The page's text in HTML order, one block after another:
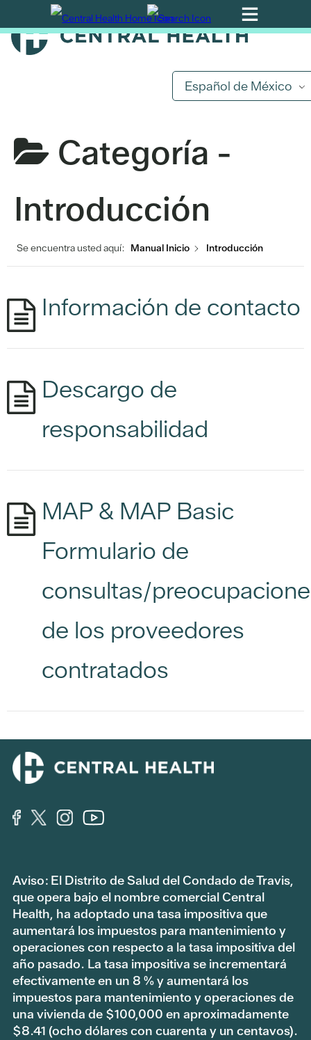
al
contenido
Español de México
Categoría -
Introducción
Se encuentra usted aquí: Manual Inicio Introducción
Información de contacto
Descargo de
responsabilidad
MAP & MAP Basic
Formulario de
consultas/
de los proveedores
contratados
Aviso: El Distrito de Salud del Condado de Travis,
que opera bajo el nombre comercial Central
Health, ha adoptado una tasa impositiva que
aumentará los impuestos para mantenimiento y
operaciones con respecto a la tasa impositiva del
año pasado. La tasa impositiva se incrementará
efectivamente en un 8 % y aumentará los
impuestos para mantenimiento y operaciones de
una vivienda de $100,000 en aproximadamente
$8.41 (ocho dólares con cuarenta y un centavos).